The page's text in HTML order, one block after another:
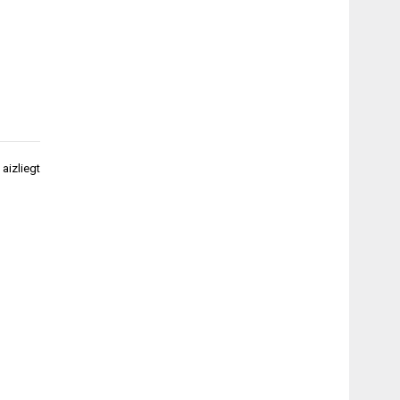
aizliegt